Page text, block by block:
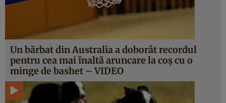
Un bărbat din Australia a doborât recordul
pentru cea mai înaltă aruncare la coş cu o
minge de bashet – VIDEO